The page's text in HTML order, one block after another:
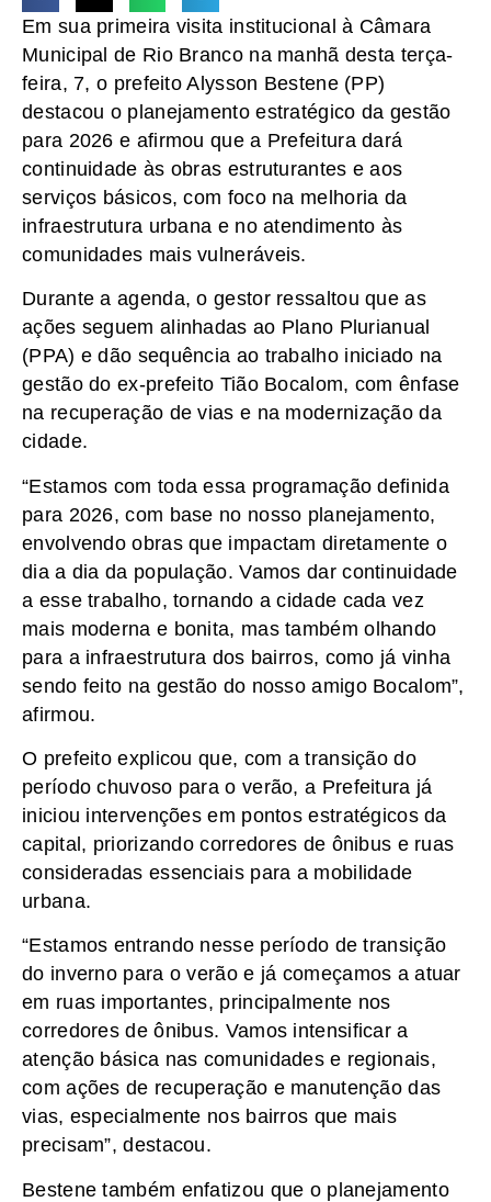
Em sua primeira visita institucional à Câmara
Municipal de Rio Branco na manhã desta terça-
feira, 7, o prefeito Alysson Bestene (PP)
destacou o planejamento estratégico da gestão
para 2026 e afirmou que a Prefeitura dará
continuidade às obras estruturantes e aos
serviços básicos, com foco na melhoria da
infraestrutura urbana e no atendimento às
comunidades mais vulneráveis.
Durante a agenda, o gestor ressaltou que as
ações seguem alinhadas ao Plano Plurianual
(PPA) e dão sequência ao trabalho iniciado na
gestão do ex-prefeito Tião Bocalom, com ênfase
na recuperação de vias e na modernização da
cidade.
“Estamos com toda essa programação definida
para 2026, com base no nosso planejamento,
envolvendo obras que impactam diretamente o
dia a dia da população. Vamos dar continuidade
a esse trabalho, tornando a cidade cada vez
mais moderna e bonita, mas também olhando
para a infraestrutura dos bairros, como já vinha
sendo feito na gestão do nosso amigo Bocalom”,
afirmou.
O prefeito explicou que, com a transição do
período chuvoso para o verão, a Prefeitura já
iniciou intervenções em pontos estratégicos da
capital, priorizando corredores de ônibus e ruas
consideradas essenciais para a mobilidade
urbana.
“Estamos entrando nesse período de transição
do inverno para o verão e já começamos a atuar
em ruas importantes, principalmente nos
corredores de ônibus. Vamos intensificar a
atenção básica nas comunidades e regionais,
com ações de recuperação e manutenção das
vias, especialmente nos bairros que mais
precisam”, destacou.
Bestene também enfatizou que o planejamento